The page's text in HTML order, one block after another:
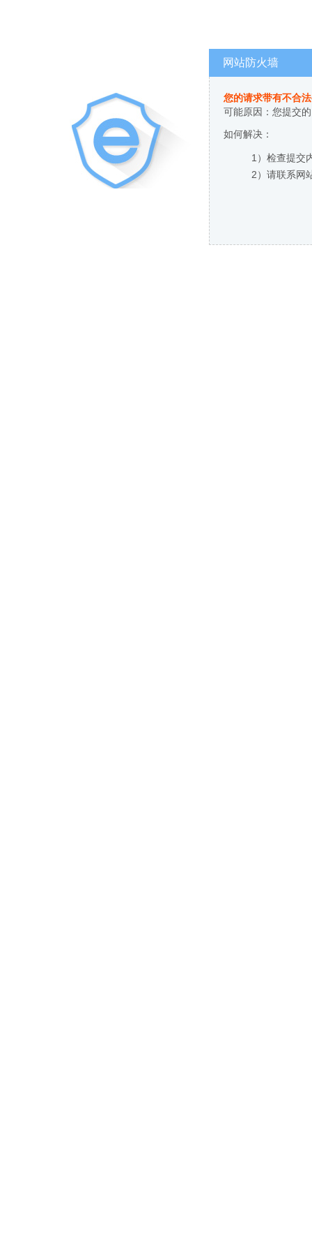
网站防火墙
您的请求带有不合
可能原因：您提交
如何解决：
1）检查提交
2）请联系网